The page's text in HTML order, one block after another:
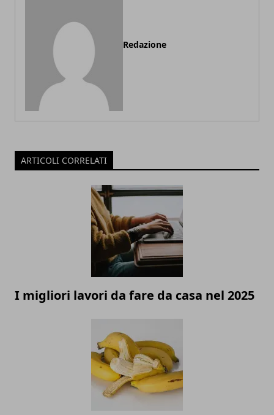
Redazione
ARTICOLI CORRELATI
I migliori lavori da fare da casa nel 2025